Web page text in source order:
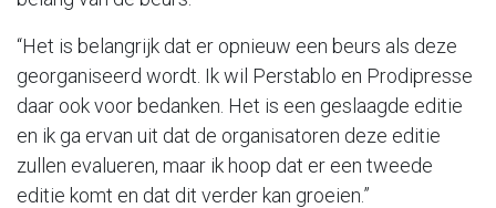
“Het is belangrijk dat er opnieuw een beurs als deze
georganiseerd wordt. Ik wil Perstablo en Prodipresse
daar ook voor bedanken. Het is een geslaagde editie
en ik ga ervan uit dat de organisatoren deze editie
zullen evalueren, maar ik hoop dat er een tweede
editie komt en dat dit verder kan groeien.”